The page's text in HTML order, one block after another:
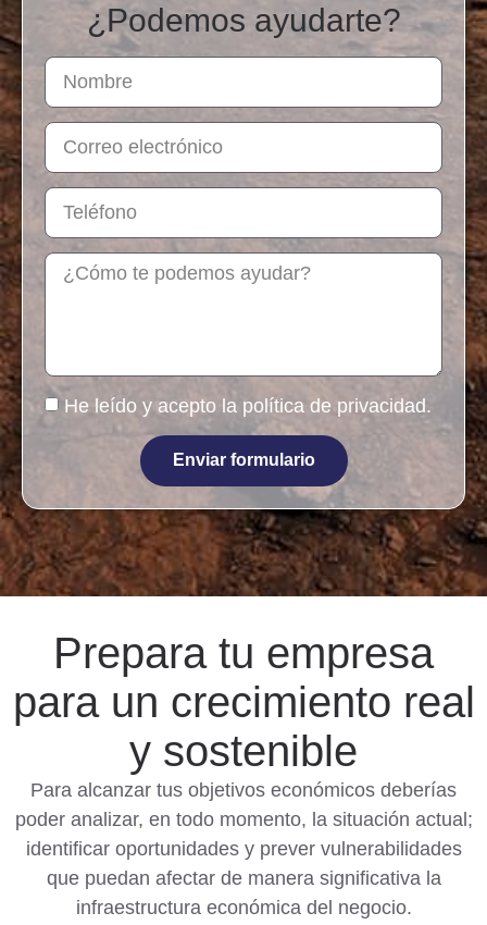
¿Podemos ayudarte?
He leído y acepto la política de privacidad.
Enviar formulario
Prepara tu empresa
para un crecimiento real
y sostenible
Para alcanzar tus objetivos económicos deberías
poder analizar, en todo momento, la situación actual;
identificar oportunidades y prever vulnerabilidades
que puedan afectar de manera significativa la
infraestructura económica del negocio.